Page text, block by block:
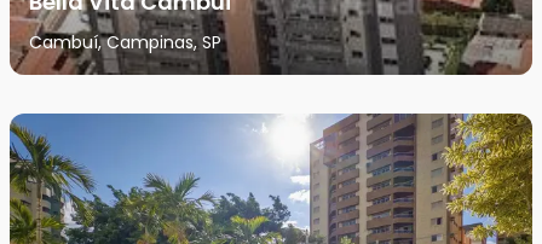
Cambuí, Campinas, SP